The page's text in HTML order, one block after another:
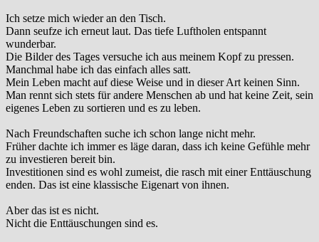
Ich setze mich wieder an den Tisch.
Dann seufze ich erneut laut. Das tiefe Luftholen entspannt
wunderbar.
Die Bilder des Tages versuche ich aus meinem Kopf zu pressen.
Manchmal habe ich das einfach alles satt.
Mein Leben macht auf diese Weise und in dieser Art keinen Sinn.
Man rennt sich stets für andere Menschen ab und hat keine Zeit, sein
eigenes Leben zu sortieren und es zu leben.
Nach Freundschaften suche ich schon lange nicht mehr.
Früher dachte ich immer es läge daran, dass ich keine Gefühle mehr
zu investieren bereit bin.
Investitionen sind es wohl zumeist, die rasch mit einer Enttäuschung
enden. Das ist eine klassische Eigenart von ihnen.
Aber das ist es nicht.
Nicht die Enttäuschungen sind es.